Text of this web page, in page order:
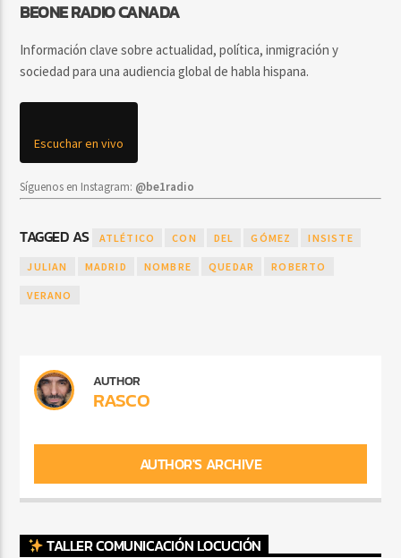
BEONE RADIO CANADA
Información clave sobre actualidad, política, inmigración y
sociedad para una audiencia global de habla hispana.
Escuchar en vivo
Síguenos en Instagram: @be1radio
TAGGED AS ATLÉTICO CON DEL GÓMEZ INSISTE
JULIAN MADRID NOMBRE QUEDAR ROBERTO
VERANO
AUTHOR
RASCO
AUTHOR'S ARCHIVE
TALLER COMUNICACIÓN LOCUCIÓN